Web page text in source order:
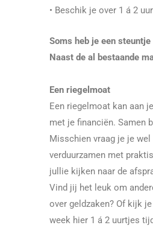
• Beschik je over 1 á 2
Soms heb je een
Naast de al bestaande
Een riegelmoat
Een riegelmoat kan aan
met je financiën. Samen
Misschien vraag je je
verduurzamen met
jullie kijken naar de
Vind jij het leuk om
over geldzaken? Of kijk
week hier 1 á 2 uurtjes